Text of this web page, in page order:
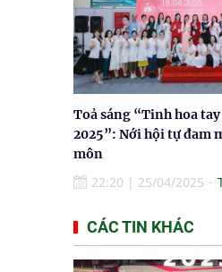
Toả sáng “Tinh hoa
2025”: Nới hội tự đam
môn
22:20 | 25/04/2025
CÁC TIN KHÁC